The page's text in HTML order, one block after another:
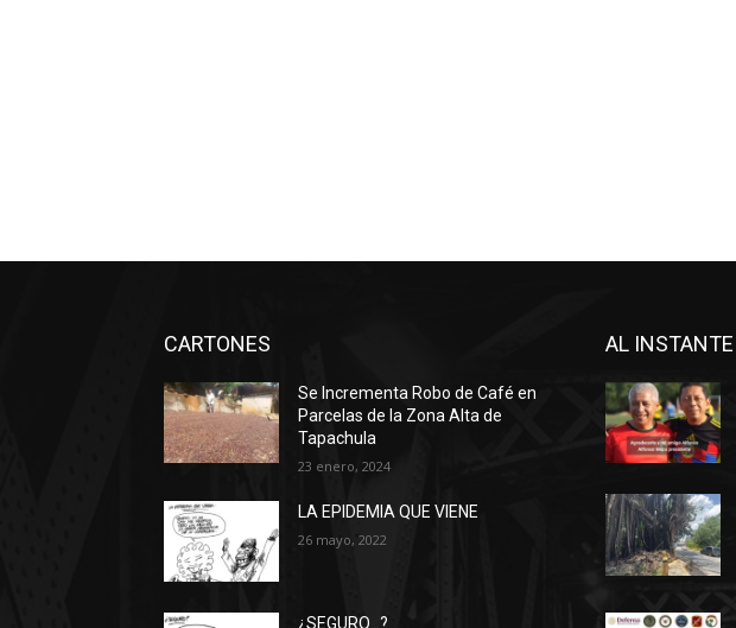
CARTONES
Se Incrementa Robo de Café en
Parcelas de la Zona Alta de
Tapachula
23 enero, 2024
LA EPIDEMIA QUE VIENE
26 mayo, 2022
¿SEGURO…?
AL INSTANTE